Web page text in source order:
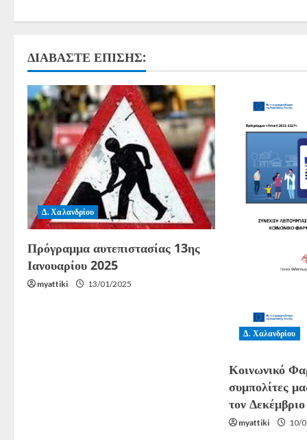
ΔΙΑΒΆΣΤΕ ΕΠΊΣΗΣ:
Δ. Χαλανδρίου
Πρόγραμμα αυτεπιστασίας 13ης
Ιανουαρίου 2025
myattiki 13/01/2025
Δ. Χαλανδρίου
Κοινωνικό
συμπολίτες
τον
myattiki 10/